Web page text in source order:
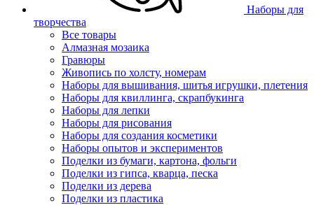
Наборы для
творчества
Все товары
Алмазная мозаика
Гравюры
Живопись по холсту, номерам
Наборы для вышивания, шитья игрушки, плетения
Наборы для квиллинга, скрапбукинга
Наборы для лепки
Наборы для рисования
Наборы для создания косметики
Наборы опытов и экспериментов
Поделки из бумаги, картона, фольги
Поделки из гипса, кварца, песка
Поделки из дерева
Поделки из пластика